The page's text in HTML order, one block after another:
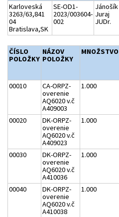
Karloveská
3263/63,841
04
Bratislava,SK
SE-OD1-
2023/003604-
002
Jánošík
Juraj
JUDr.
ČÍSLO
POLOŽKY
NÁZOV
POLOŽKY
MNOŽSTVO
00010
CA-ORPZ-
overenie
AQ6020 v.č
A409003
1.000
00020
DK-ORPZ-
overenie
AQ6020 v.č
A409023
1.000
00030
DK-ORPZ-
overenie
AQ6020 v.č
A410036
1.000
00040
DK-ORPZ-
overenie
AQ6020 v.č
A410038
1.000